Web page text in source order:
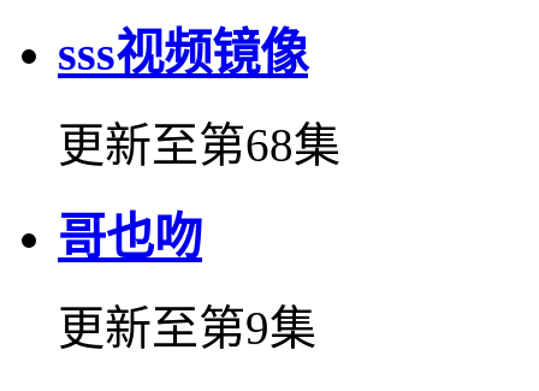
sss视频镜像
更新至第68集
哥也吻
更新至第9集